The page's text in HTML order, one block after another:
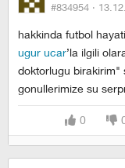
#834954 ·
hakkinda futbol
ugur ucar’la ilgili
doktorlugu birakirim"
gonullerimize su
0